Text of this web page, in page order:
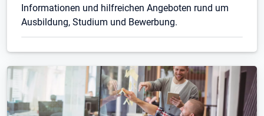
Informationen und hilfreichen Angeboten rund um
Ausbildung, Studium und Bewerbung.